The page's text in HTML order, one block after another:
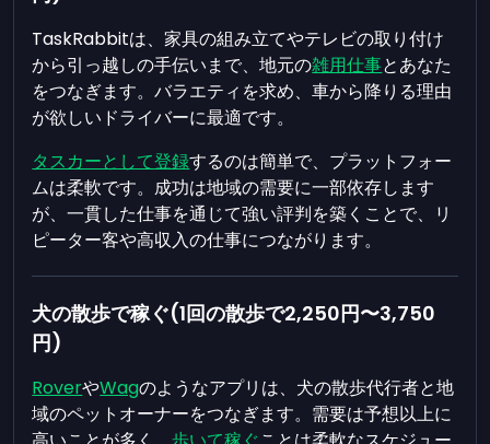
TaskRabbitは、家具の組み立てやテレビの取り付け
から引っ越しの手伝いまで、地元の雑用仕事とあなた
をつなぎます。バラエティを求め、車から降りる理由
が欲しいドライバーに最適です。
タスカーとして登録するのは簡単で、プラットフォー
ムは柔軟です。成功は地域の需要に一部依存します
が、一貫した仕事を通じて強い評判を築くことで、リ
ピーター客や高収入の仕事につながります。
犬の散歩で稼ぐ(1回の散歩で2,250円〜3,750
円)
RoverやWagのようなアプリは、犬の散歩代行者と地
域のペットオーナーをつなぎます。需要は予想以上に